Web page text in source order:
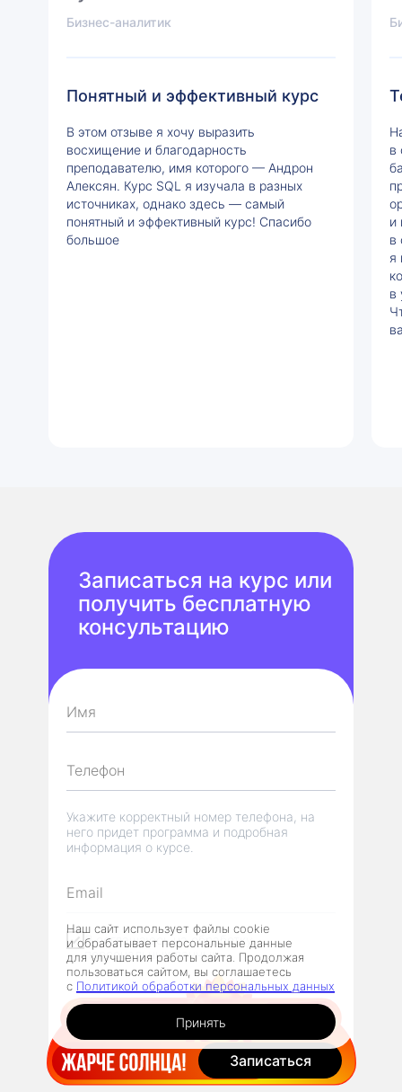
Бизнес-аналитик
В этом отзыве я хочу выразить
восхищение и благодарность
преподавателю, имя которого — Андрон
Алексян. Курс SQL я изучала в разных
источниках, однако здесь — самый
понятный и эффективный курс! Спасибо
большое
Понятный и эффективный курс
в
и
в
я
в
Укажите корректный номер телефона, на
него придет программа и подробная
информация о курсе.
Я соглашаюсь на обработку
персональных данных
Попробовать
Записаться на курс или
получить бесплатную
консультацию
Записаться
Принять
Наш сайт использует файлы cookie
и обрабатывает персональные данные
для улучшения работы сайта. Продолжая
пользоваться сайтом, вы соглашаетесь
с Политикой обработки персональных данных